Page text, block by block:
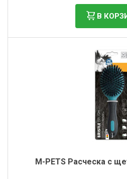
В
M-PETS Расческа с